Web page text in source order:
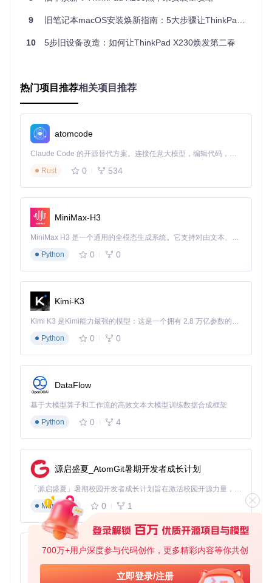
700万+用户深度参与代码创作，更多精彩内容等你共创
立即登录/注册
一个至少16GB的U盘（用于引导系统）
耐心和细致的态度
/bin/bash -c
然后安装git工具：
四、获取项目文件：轻松上手的第一步
1. 克隆项目到本地
打开终端，输入以下命令下载项目文件：
cd
2. 项目目录结构快速了解
下载完成后，你会看到以下主要目录：
A_Config_Tips_and_Tricks
F_Desktop_EFIs：不同硬件的配置模板
11_Graphics：显卡相关补丁和配置
五、配置与使用指南：分阶段实现系统优化
阶段一：了解你的硬件（10分钟）
确定你的CPU型号和架构
记录显卡型号（集成显卡和独立显卡）
确认网卡型号
这些信息将帮助你选择合适的补丁文件。
阶段二：选择合适的补丁（30分钟）
根据你的硬件问题，从以下常用目录中选择相应的补丁：
01_Adding_missing_Devices_and_enabling_Feature
04_Fixing_Sleep_and_Wake_Issues
：修复睡眠唤醒问
9 旧笔记本macOS安装焕新指南：5大步骤让ThinkPad X230重获新生
10 5步旧设备改造：如何让ThinkPad X230焕发第二春
热门项目推荐相关项目推荐
atomcode
Claude Code 的开源替代方案。连接任意大模型，编辑代码，运行命令，自动验证 — 全自动执行。用 Rust 构建，极致性能。 ｜ An open-source alternative to Claude Code. Connect any LLM, edit code, run commands, and verify changes — autonomously. Built in Rust for speed. Get Started
Rust
0 534
MiniMax-H3
MiniMax H3 是一个通用的全模态生成系统。它支持对由文本、图像、视频和音频组成的多模态上下文进行统一理解，并能生成分辨率高达 2K、时长可达 15 秒的带原生立体声音频的视频。得益于面向任务泛化的系统设计，H3 在预训练阶段就已具备广泛的多模态上下文理解与生成能力，能够出色地执行复杂的多模态指令。
Python
0 0
Kimi-K3
Kimi K3 是Kimi能力最强的模型：这是一个拥有 2.8 万亿参数的混合专家（MoE）模型，具备原生视觉理解能力，并支持 100 万 token 的上下文窗口。
Python
0 0
DataFlow
基于大模型算子和工作流的高效文本大模型训练数据合成框架
Python
0 4
源启盛夏_AtomGit暑期开发者成长计划
「源启盛夏」暑期校园开发者成长计划旨在激活校园开源力量，通过积分激励、认证扶持、资源倾斜等形式，引导高校组织和开发者完成「入驻 — 建项目 — 做贡献 — 获认证 — 得资源」的完整闭环。无论你是想带领社团入驻平台的组织者，还是希望用代码贡献证明自己的开发者，都能在这里找到属于你的成长路径。
Markdown
0 1
py-xiaozhi
基于Python的Xiaozhi AI，适用于想要完整Xiaozhi体验而无需拥有专用硬件的用户。